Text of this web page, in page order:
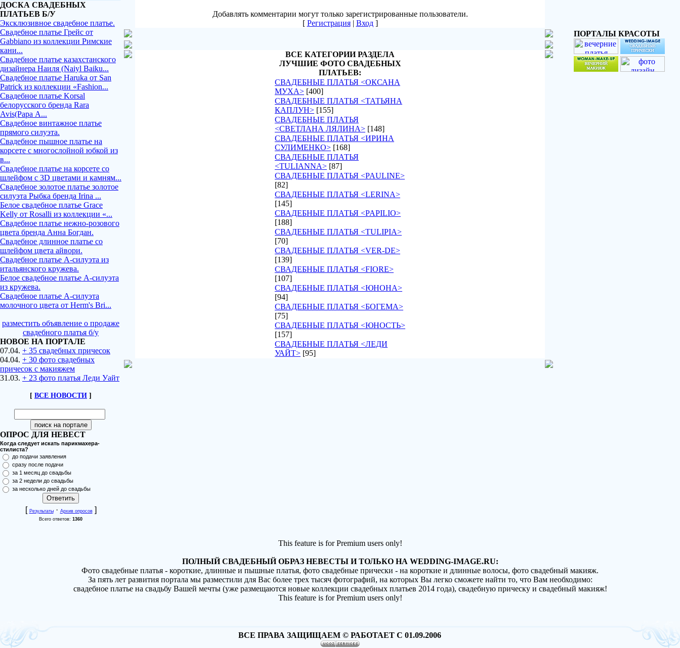
ДОСКА СВАДЕБНЫХ
ПЛАТЬЕВ Б/У
Эксклюзивное свадебное платье.
Свадебное платье Грейс от
Gabbiano из коллекции Римские
кани...
Свадебное платье казахстанского
дизайнера Наиля (Naiyl Baiku...
Свадебное платье Haruka от San
Patrick из коллекции «Fashion...
Свадебное платье Korsal
белорусского бренда Rara
Avis(Рара А...
Свадебное винтажное платье
прямого силуэта.
Свадебное пышное платье на
корсете с многослойной юбкой из
в...
Свадебное платье на корсете со
шлейфом с 3D цветами и камням...
Свадебное золотое платье золотое
силуэта Рыбка бренда Irina ...
Белое свадебное платье Grace
Kelly от Rosalli из коллекции «...
Свадебное платье нежно-розового
цвета бренда Анна Богдан.
Свадебное длинное платье со
шлейфом цвета айвори.
Свадебное платье А-силуэта из
итальянского кружева.
Белое свадебное платье А-силуэта
из кружева.
Свадебное платье А-силуэта
молочного цвета от Herm's Bri...
разместить объявление о продаже
свадебного платья б/у
НОВОЕ НА ПОРТАЛЕ
07.04. + 35 свадебных причесок
04.04. + 30 фото свадебных
причесок с макияжем
31.03. + 23 фото платья Леди Уайт
[ ВСЕ НОВОСТИ ]
ОПРОС ДЛЯ НЕВЕСТ
Когда следует искать парикмахера-
стилиста?
до подачи заявления
сразу после подачи
за 1 месяц до свадьбы
за 2 недели до свадьбы
за несколько дней до свадьбы
[ Результаты· Архив опросов]
Всего ответов: 1360
Добавлять комментарии могут только зарегистрированные пользователи.
[ Регистрация| Вход]
ВСЕ КАТЕГОРИИ РАЗДЕЛА
ЛУЧШИЕ ФОТО СВАДЕБНЫХ
ПЛАТЬЕВ:
СВАДЕБНЫЕ ПЛАТЬЯ <ОКСАНА
МУХА> [400]
СВАДЕБНЫЕ ПЛАТЬЯ <ТАТЬЯНА
КАПЛУН> [155]
СВАДЕБНЫЕ ПЛАТЬЯ
<СВЕТЛАНА ЛЯЛИНА> [148]
СВАДЕБНЫЕ ПЛАТЬЯ <ИРИНА
СУЛИМЕНКО> [168]
СВАДЕБНЫЕ ПЛАТЬЯ
<TULIANNA> [87]
СВАДЕБНЫЕ ПЛАТЬЯ <PAULINE>
[82]
СВАДЕБНЫЕ ПЛАТЬЯ <LERINA>
[145]
СВАДЕБНЫЕ ПЛАТЬЯ <PAPILIO>
[188]
СВАДЕБНЫЕ ПЛАТЬЯ <TULIPIA>
[70]
СВАДЕБНЫЕ ПЛАТЬЯ <VER-DE>
[139]
СВАДЕБНЫЕ ПЛАТЬЯ <FIORE>
[107]
СВАДЕБНЫЕ ПЛАТЬЯ <ЮНОНА>
[94]
СВАДЕБНЫЕ ПЛАТЬЯ <БОГЕМА>
[75]
СВАДЕБНЫЕ ПЛАТЬЯ <ЮНОСТЬ>
[157]
СВАДЕБНЫЕ ПЛАТЬЯ <ЛЕДИ
УАЙТ> [95]
ПОРТАЛЫ КРАСОТЫ
This feature is for Premium users only!
ПОЛНЫЙ СВАДЕБНЫЙ ОБРАЗ НЕВЕСТЫ И ТОЛЬКО НА WEDDING-IMAGE.RU:
Фото свадебные платья - короткие, длинные и пышные платья, фото свадебные прически - на короткие и длинные волосы, фото свадебный макияж.
За пять лет развития портала мы разместили для Вас более трех тысяч фотографий, на которых Вы легко сможете найти то, что Вам необходимо:
свадебное платье на свадьбу Вашей мечты (уже размещаются новые коллекции свадебных платьев 2014 года), свадебную прическу и свадебный макияж!
This feature is for Premium users only!
ВСЕ ПРАВА ЗАЩИЩАЕМ © РАБОТАЕТ С 01.09.2006